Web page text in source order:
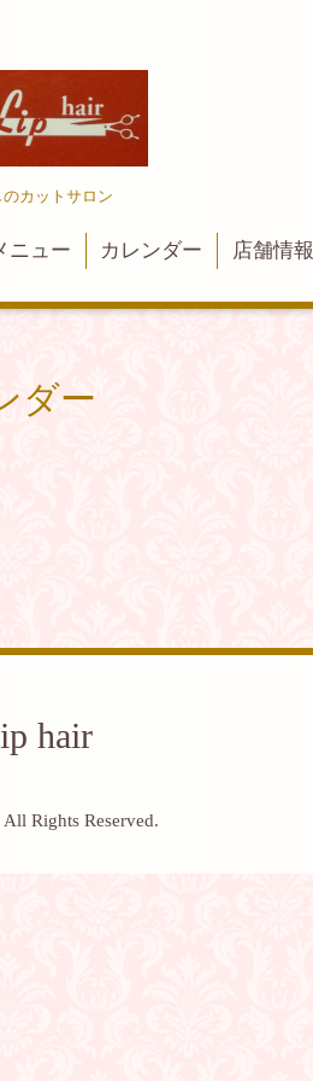
カットサロン
ニュー カレンダー 店舗情報
ダー
hair
All Rights Reserved.